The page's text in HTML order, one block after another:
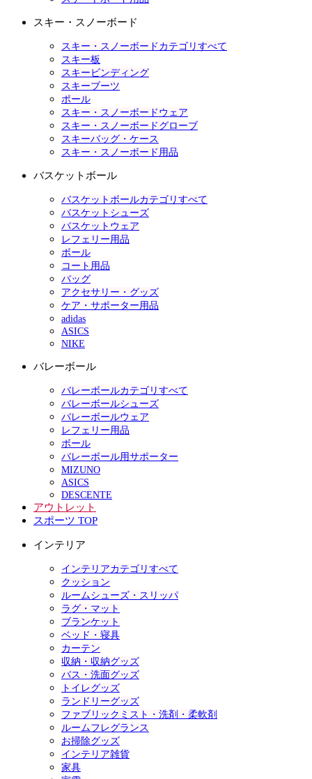
スキー・スノーボード
スキー・スノーボードカテゴリすべて
スキー板
スキービンディング
スキーブーツ
ポール
スキー・スノーボードウェア
スキー・スノーボードグローブ
スキーバッグ・ケース
スキー・スノーボード用品
バスケットボール
バスケットボールカテゴリすべて
バスケットシューズ
バスケットウェア
レフェリー用品
ボール
コート用品
バッグ
アクセサリー・グッズ
ケア・サポーター用品
adidas
ASICS
NIKE
バレーボール
バレーボールカテゴリすべて
バレーボールシューズ
バレーボールウェア
レフェリー用品
ボール
バレーボール用サポーター
MIZUNO
ASICS
DESCENTE
アウトレット
スポーツ TOP
インテリア
インテリアカテゴリすべて
クッション
ルームシューズ・スリッパ
ラグ・マット
ブランケット
ベッド・寝具
カーテン
収納・収納グッズ
バス・洗面グッズ
トイレグッズ
ランドリーグッズ
ファブリックミスト・洗剤・柔軟剤
ルームフレグランス
お掃除グッズ
インテリア雑貨
家具